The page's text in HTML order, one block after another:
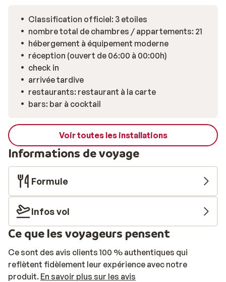
un bon repas, vous pourrez vous lover dans le canapé
du salon avec cheminée. L’hôtel dispose également
d’une grande cave à vin, où Aurélie vous proposera une
sélections de vins de la région. Le bar sera l’endroit
idéal pour siroter un verre entre amis et discuter du
programme du lendemain. Bon séjour à l’hôtel Chamois
Lodge!
Classification officiel: 3 etoiles
nombre total de chambres / appartements: 21
hébergement à équipement moderne
réception (ouvert de 06:00 à 00:00h)
check in
arrivée tardive
restaurants: restaurant à la carte
bars: bar à cocktail
Voir toutes les installations
Informations de voyage
Formule
Infos vol
Ce que les voyageurs pensent
Ce sont des avis clients 100 % authentiques qui
reflètent fidèlement leur expérience avec notre
produit. En savoir plus sur les avis